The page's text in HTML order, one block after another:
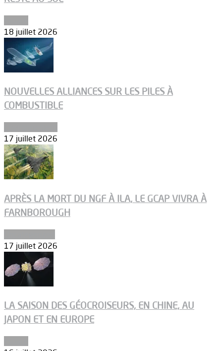
18 juillet 2026
NOUVELLES ALLIANCES SUR LES PILES À
COMBUSTIBLE
17 juillet 2026
APRÈS LA MORT DU NGF À ILA, LE GCAP VIVRA À
FARNBOROUGH
17 juillet 2026
LA SAISON DES GÉOCROISEURS, EN CHINE, AU
JAPON ET EN EUROPE